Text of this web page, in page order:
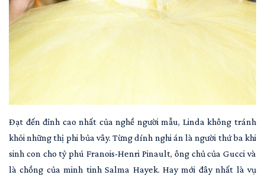
Đạt đến đỉnh cao nhất của nghề người mẫu, Linda không tránh
khỏi những thị phi bủa vây. Từng dính nghi án là người thứ ba khi
sinh con cho tỷ phú Franois-Henri Pinault, ông chủ của Gucci và
là chồng của minh tinh Salma Hayek. Hay mới đây nhất là vụ